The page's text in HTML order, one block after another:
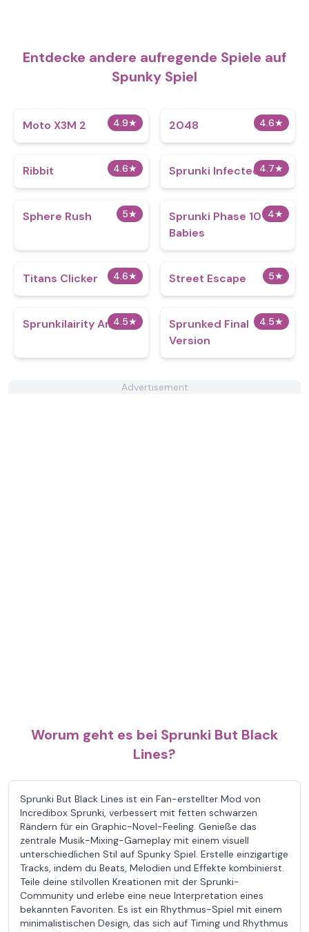
Entdecke andere aufregende Spiele auf
Spunky Spiel
4.9★
Moto X3M 2 4.6★
2048
4.6★
Ribbit 4.7★
Sprunki Infected Z
5★
Sphere Rush 4★
Sprunki Phase 10
Babies
4.6★
Titans Clicker 5★
Street Escape
4.5★
Sprunkilairity Amoral 4.5★
Sprunked Final
Version
Advertisement
Worum geht es bei Sprunki But Black
Lines?
Sprunki But Black Lines ist ein Fan-erstellter Mod von
Incredibox Sprunki, verbessert mit fetten schwarzen
Rändern für ein Graphic-Novel-Feeling. Genieße das
zentrale Musik-Mixing-Gameplay mit einem visuell
unterschiedlichen Stil auf Spunky Spiel. Erstelle einzigartige
Tracks, indem du Beats, Melodien und Effekte kombinierst.
Teile deine stilvollen Kreationen mit der Sprunki-
Community und erlebe eine neue Interpretation eines
bekannten Favoriten. Es ist ein Rhythmus-Spiel mit einem
minimalistischen Design, das sich auf Timing und Rhythmus